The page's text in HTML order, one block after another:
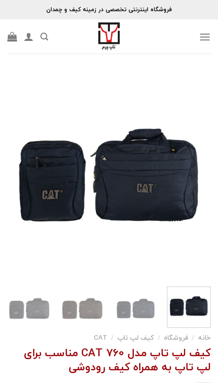
فروشگاه اینترنتی تخصصی در زمینه کیف و چمدان
خانه / فروشگاه / کیف لپ تاپ /
CAT
کیف لپ تاپ مدل CAT 760 مناسب برای
لپ تاپ به همراه کیف رودوشی